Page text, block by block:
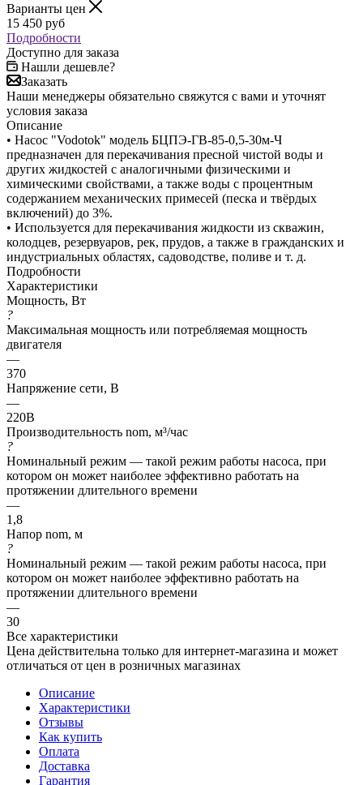
Варианты цен
15 450 руб
Подробности
Доступно для заказа
Нашли дешевле?
Заказать
Наши менеджеры обязательно свяжутся с вами и уточнят
условия заказа
Описание
• Насос "Vodotok" модель БЦПЭ-ГВ-85-0,5-30м-Ч
предназначен для перекачивания пресной чистой воды и
других жидкостей с аналогичными физическими и
химическими свойствами, а также воды с процентным
содержанием механических примесей (песка и твёрдых
включений) до 3%.
• Используется для перекачивания жидкости из скважин,
колодцев, резервуаров, рек, прудов, а также в гражданских и
индустриальных областях, садоводстве, поливе и т. д.
Подробности
Характеристики
Мощность, Вт
?
Максимальная мощность или потребляемая мощность
двигателя
—
370
Напряжение сети, В
—
220В
Производительность nom, м³/час
?
Номинальный режим — такой режим работы насоса, при
котором он может наиболее эффективно работать на
протяжении длительного времени
—
1,8
Напор nom, м
?
Номинальный режим — такой режим работы насоса, при
котором он может наиболее эффективно работать на
протяжении длительного времени
—
30
Все характеристики
Цена действительна только для интернет-магазина и может
отличаться от цен в розничных магазинах
Описание
Характеристики
Отзывы
Как купить
Оплата
Доставка
Гарантия